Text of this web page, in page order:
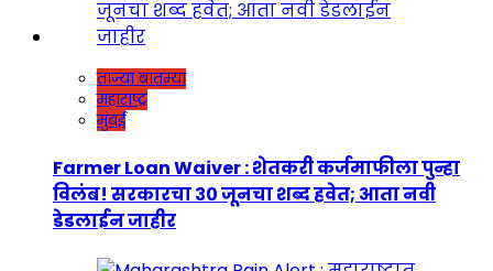
ताज्या बातम्या
महाराष्ट्र
मुंबई
Farmer Loan Waiver : शेतकरी कर्जमाफीला पुन्हा
विलंब! सरकारचा ३० जूनचा शब्द हवेत; आता नवी
डेडलाईन जाहीर